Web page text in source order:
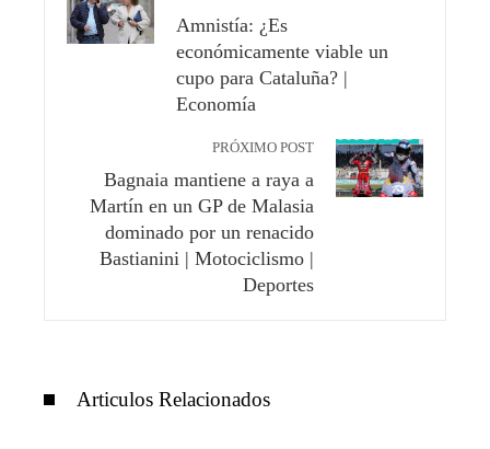
Amnistía: ¿Es
económicamente viable un
cupo para Cataluña? |
Economía
PRÓXIMO POST
Bagnaia mantiene a raya a
Martín en un GP de Malasia
dominado por un renacido
Bastianini | Motociclismo |
Deportes
Articulos Relacionados